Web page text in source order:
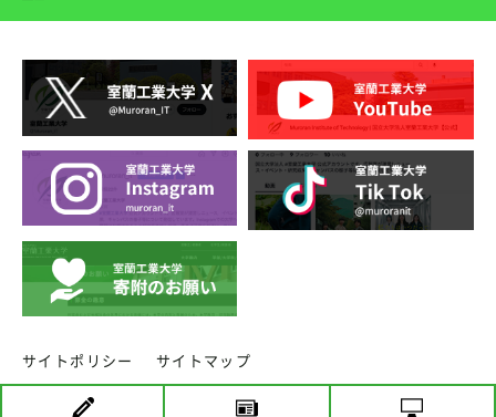
サイトポリシー サイトマップ
copyright ⓒ MURORAN INSTITUTE OF TECHNOLOGY.